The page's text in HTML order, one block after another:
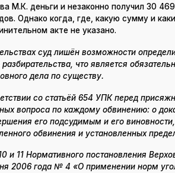
М.К. деньги и незаконно получил 30
Однако когда, где, какую сумму и
акте не указано.
суд лишён возможности
что является
дела по существу.
со статьёй 654 УПК перед
вопроса по каждому обвинению: о
его подсудимым и его
обвинения и установленных
и 11 Нормативного постановления
2006 года № 4 «О применении норм